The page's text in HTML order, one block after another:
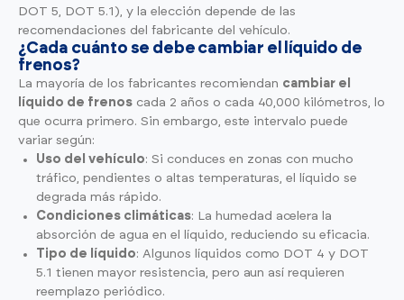
DOT 5, DOT 5.1), y la elección depende de las
recomendaciones del fabricante del vehículo.
¿Cada cuánto se debe cambiar el líquido de
frenos?
La mayoría de los fabricantes recomiendan cambiar el
líquido de frenoscada 2 años o cada 40,000 kilómetros, lo
que ocurra primero. Sin embargo, este intervalo puede
variar según:
Uso del vehículo: Si conduces en zonas con mucho
tráfico, pendientes o altas temperaturas, el líquido se
degrada más rápido.
Condiciones climáticas: La humedad acelera la
absorción de agua en el líquido, reduciendo su eficacia.
Tipo de líquido: Algunos líquidos como DOT 4 y DOT
5.1 tienen mayor resistencia, pero aun así requieren
reemplazo periódico.